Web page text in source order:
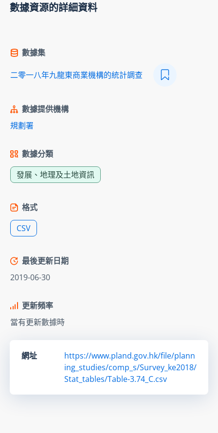
數據資源的詳細資料
數據集
二零一八年九龍東商業機構的統計調查
數據提供機構
規劃署
數據分類
發展、地理及土地資訊
格式
CSV
最後更新日期
2019-06-30
更新頻率
當有更新數據時
網址
https://www.pland.gov.hk/file/plann
ing_studies/comp_s/Survey_ke2018/
Stat_tables/Table-3.74_C.csv